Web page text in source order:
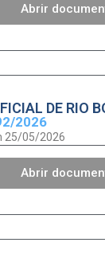
Abrir
DE RIO
2026
25/05/2026
Abrir